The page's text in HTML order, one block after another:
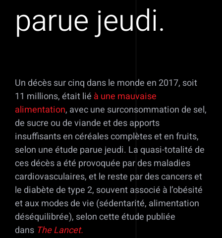
parue jeudi.
Un décès sur cinq dans le monde en 2017, soit
11 millions, était lié à une mauvaise
alimentation, avec une surconsommation de sel,
de sucre ou de viande et des apports
insuffisants en céréales complètes et en fruits,
selon une étude parue jeudi. La quasi-totalité de
ces décès a été provoquée par des maladies
cardiovasculaires, et le reste par des cancers et
le diabète de type 2, souvent associé à l’obésité
et aux modes de vie (sédentarité, alimentation
déséquilibrée), selon cette étude publiée
dans The Lancet.